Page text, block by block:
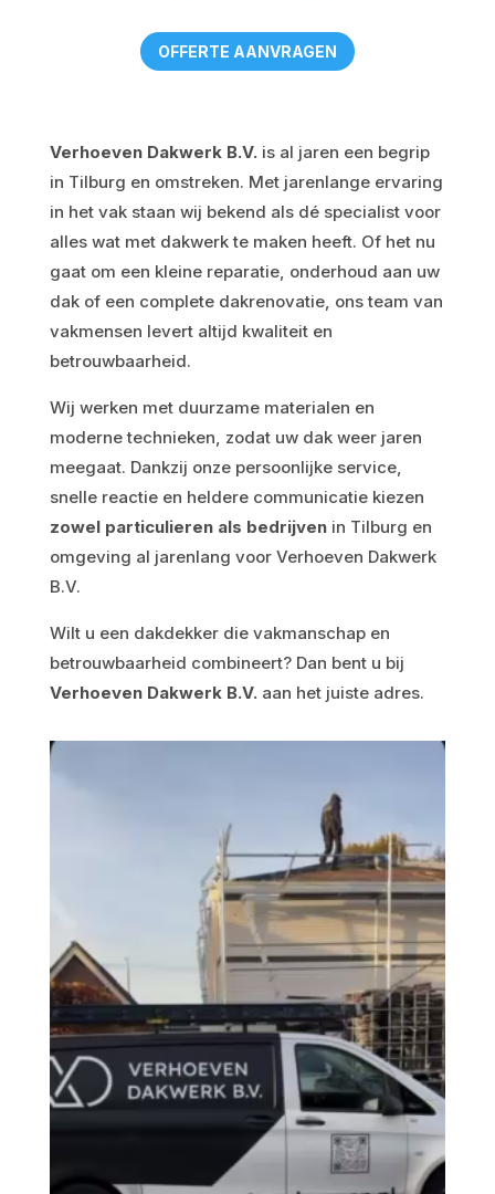
OFFERTE AANVRAGEN
Verhoeven Dakwerk B.V. is al jaren een begrip
in Tilburg en omstreken. Met jarenlange ervaring
in het vak staan wij bekend als dé specialist voor
alles wat met dakwerk te maken heeft. Of het nu
gaat om een kleine reparatie, onderhoud aan uw
dak of een complete dakrenovatie, ons team van
vakmensen levert altijd kwaliteit en
betrouwbaarheid.
Wij werken met duurzame materialen en
moderne technieken, zodat uw dak weer jaren
meegaat. Dankzij onze persoonlijke service,
snelle reactie en heldere communicatie kiezen
zowel particulieren als bedrijvenin Tilburg en
omgeving al jarenlang voor Verhoeven Dakwerk
B.V.
Wilt u een dakdekker die vakmanschap en
betrouwbaarheid combineert? Dan bent u bij
Verhoeven Dakwerk B.V. aan het juiste adres.